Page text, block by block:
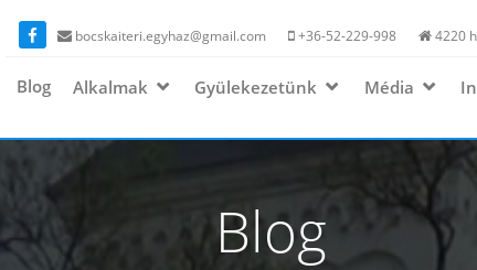
bocskaiteri.egyhaz@gmail.com +36-52-229-998 4220
Blog Alkalmak Gyülekezetünk Média
Blog